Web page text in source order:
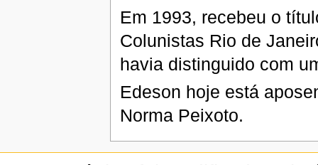
Em 1993, recebeu o
Colunistas Rio de
havia distinguido com
Edeson hoje está
Norma Peixoto.